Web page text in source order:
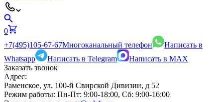
0
+7(495)105-67-67Многоканальный телефон
Написать в
Whatsapp
Написать в Telegram
Написать в MAX
Заказать звонок
Адрес:
Раменское, ул. 100-й Свирской Дивизии, д 52
Режим работы: Пн-Пт: 9:00-18:00, Сб: 9:00-16:00